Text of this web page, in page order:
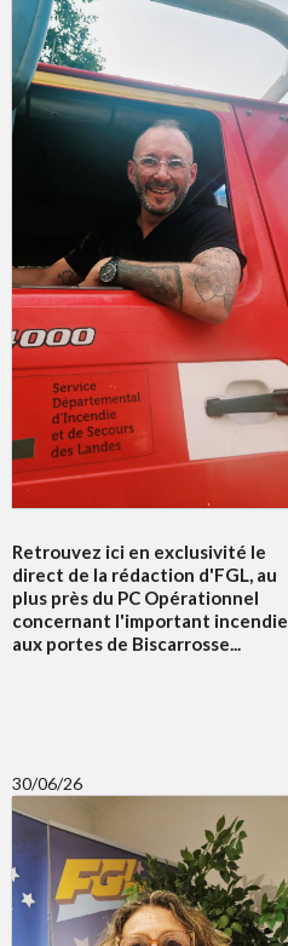
Retrouvez ici en exclusivité le
direct de la rédaction d'FGL, au
plus près du PC Opérationnel
concernant l'important incendie
aux portes de Biscarrosse...
30/06/26